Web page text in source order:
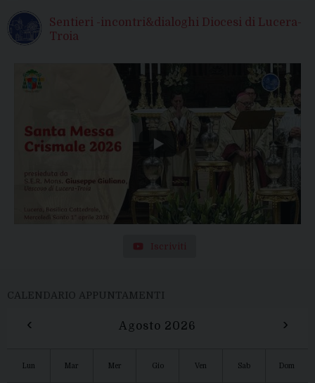
Sentieri -incontri&dialoghi Diocesi di Lucera-
Troia
Iscriviti
CALENDARIO APPUNTAMENTI
‹ Agosto 2026 ›
Lun Mar Mer Gio Ven Sab Dom